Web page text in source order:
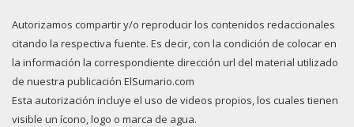
Autorizamos compartir y/o reproducir los contenidos redaccionales
citando la respectiva fuente. Es decir, con la condición de colocar en
la información la correspondiente dirección url del material utilizado
de nuestra publicación ElSumario.com
Esta autorización incluye el uso de videos propios, los cuales tienen
visible un ícono, logo o marca de agua.